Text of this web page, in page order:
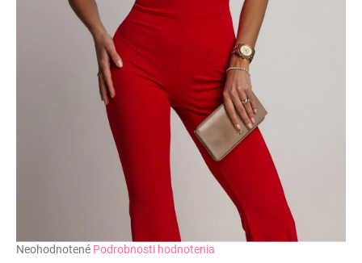
Priemerné
Neohodnotené Podrobnosti hodnotenia